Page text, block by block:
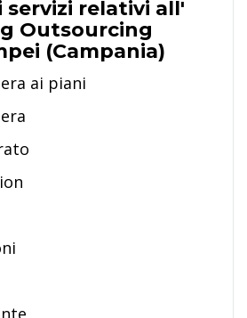
servizi relativi all'
Outsourcing
(Campania)
ai piani